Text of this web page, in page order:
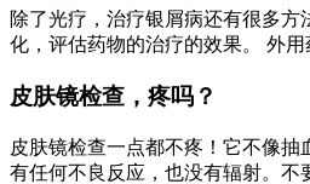
除了光疗，治疗银屑病还有很多
化，评估药物的治疗的效果。 外
皮肤镜检查，疼吗？
皮肤镜检查一点都不疼！它不像
有任何不良反应，也没有辐射。不